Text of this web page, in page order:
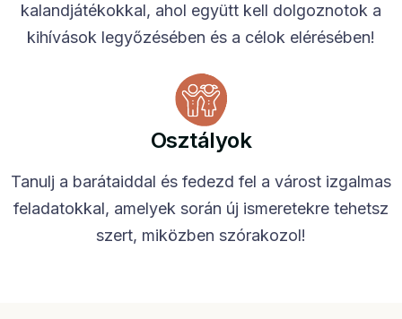
kalandjátékokkal, ahol együtt kell dolgoznotok a
kihívások legyőzésében és a célok elérésében!
Osztályok
Tanulj a barátaiddal és fedezd fel a várost izgalmas
feladatokkal, amelyek során új ismeretekre tehetsz
szert, miközben szórakozol!